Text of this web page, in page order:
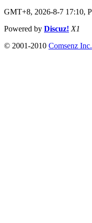
GMT+8, 2026-8-7 17:10,
Powered by Discuz! X1
© 2001-2010 Comsenz Inc.